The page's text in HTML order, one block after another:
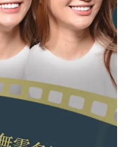
注意傷口是否有感
度也跟生理狀態有
有關係。
：堅果、冰塊、帶殼
切片食用，例如：